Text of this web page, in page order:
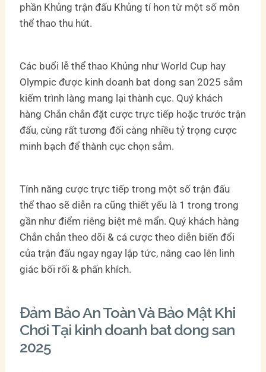
phần Khủng trận đấu Khủng tí hon từ một số môn
thể thao thu hút.
Các buổi lễ thể thao Khủng như World Cup hay
Olympic được kinh doanh bat dong san 2025 sắm
kiếm trình làng mang lại thành cục. Quý khách
hàng Chắn chắn đặt cược trực tiếp hoặc trước trận
đấu, cùng rất tương đối càng nhiều tỷ trọng cược
minh bạch để thành cục chọn sắm.
Tính năng cược trực tiếp trong một số trận đấu
thể thao sẽ diễn ra cũng thiết yếu là 1 trong trong
gần như điểm riêng biệt mê mẩn. Quý khách hàng
Chắn chắn theo dõi & cá cược theo diễn biến đổi
của trận đấu ngay ngay lập tức, nâng cao lên linh
giác bối rối & phấn khích.
Đảm Bảo An Toàn Và Bảo Mật Khi
Chơi Tại kinh doanh bat dong san
2025